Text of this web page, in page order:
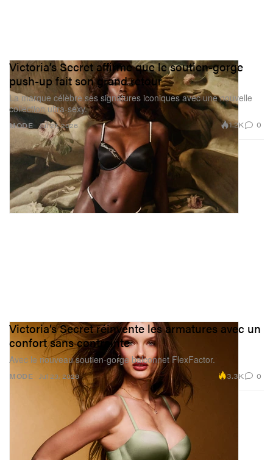
MODE
Victoria’s Secret affirme que le soutien-gorge
push-up fait son grand retour
La marque célèbre ses signatures iconiques avec une nouvelle
collection ultra-sexy.
Jul 27, 2026 1.2K 0
MODE
Victoria’s Secret réinvente les armatures avec un
confort sans contrainte
Avec le nouveau soutien-gorge balconnet FlexFactor.
Jul 23, 2026 3.3K 0